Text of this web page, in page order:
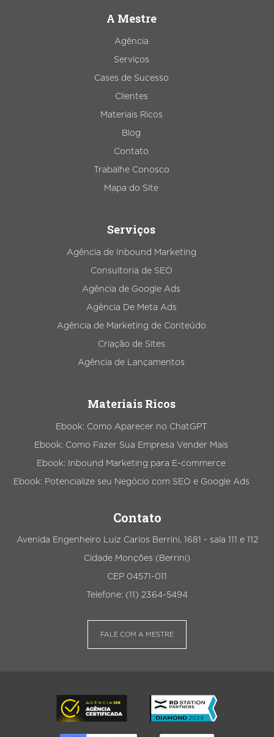
A Mestre
Agência
Serviços
Cases de Sucesso
Clientes
Materiais Ricos
Blog
Contato
Trabalhe Conosco
Mapa do Site
Serviços
Agência de Inbound Marketing
Consultoria de SEO
Agência de Google Ads
Agência De Meta Ads
Agência de Marketing de Conteúdo
Criação de Sites
Agência de Lançamentos
Materiais Ricos
Ebook: Como Aparecer no ChatGPT
Ebook: Como Fazer Sua Empresa Vender Mais
Ebook: Inbound Marketing para E-commerce
Ebook: Potencialize seu Negócio com SEO e Google Ads
Contato
Avenida Engenheiro Luiz Carlos Berrini, 1681 - sala 111 e 112
Cidade Monções (Berrini)
CEP 04571-011
Telefone: (11) 2364-5494
FALE COM A MESTRE